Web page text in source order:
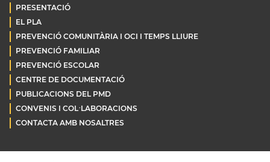
PRESENTACIÓ
EL PLA
PREVENCIÓ COMUNITÀRIA I OCI I TEMPS LLIURE
PREVENCIÓ FAMILIAR
PREVENCIÓ ESCOLAR
CENTRE DE DOCUMENTACIÓ
PUBLICACIONS DEL PMD
CONVENIS I COL·LABORACIONS
CONTACTA AMB NOSALTRES